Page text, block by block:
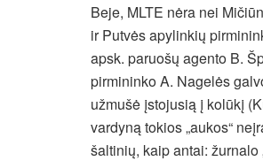
Beje, MLTE nėra nei
ir Putvės apylinkių
apsk. paruošų agento B.
pirmininko A. Nagelės
užmušė įstojusią į kolūkį
vardyną tokios „aukos“
šaltinių, kaip antai: